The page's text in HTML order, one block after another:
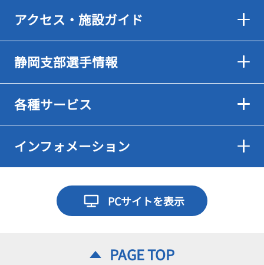
アクセス・施設ガイド
静岡支部選手情報
各種サービス
インフォメーション
PCサイトを表示
PAGE TOP